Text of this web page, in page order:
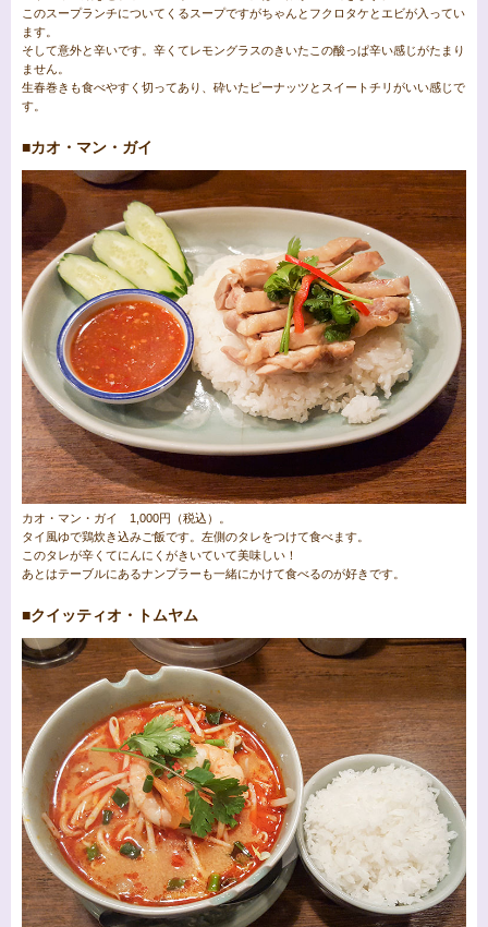
このスープランチについてくるスープですがちゃんとフクロタケとエビが入ってい
ます。
そして意外と辛いです。辛くてレモングラスのきいたこの酸っぱ辛い感じがたまり
ません。
生春巻きも食べやすく切ってあり、砕いたピーナッツとスイートチリがいい感じで
す。
■カオ・マン・ガイ
カオ・マン・ガイ 1,000円（税込）。
タイ風ゆで鶏炊き込みご飯です。左側のタレをつけて食べます。
このタレが辛くてにんにくがきいていて美味しい！
あとはテーブルにあるナンプラーも一緒にかけて食べるのが好きです。
■クイッティオ・トムヤム